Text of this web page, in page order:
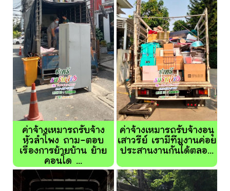
ค่าจ้างเหมารถรับจ้าง
หัวลำโพง ถาม-ตอบ
เรื่องการย้ายบ้าน ย้าย
คอนโด ...
ค่าจ้างเหมารถรับจ้างอนุ
เสาวรีย์ เรามีทีมงานค่อย
ประสานงานกันได้ตลอ...